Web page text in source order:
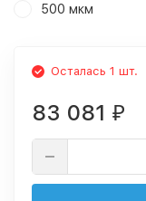
500 мкм
Осталась 1 шт.
83 081 ₽